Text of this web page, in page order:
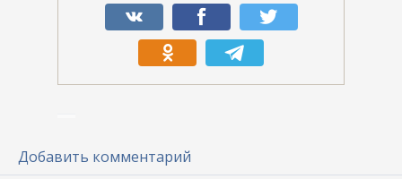
Добавить комментарий